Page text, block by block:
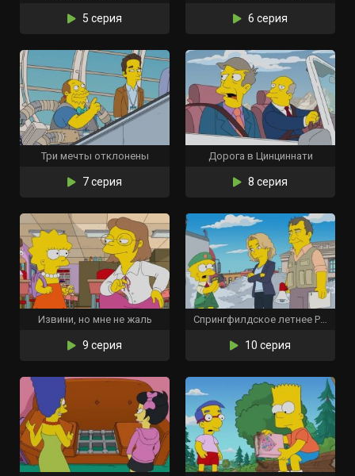
5 серия 6 серия
Три мечты отклонены
7 серия
Дорога в Цинциннати
8 серия
Извини, но мне не жаль
9 серия
Спрингфилдское летнее Рождество на Рождество
10 серия